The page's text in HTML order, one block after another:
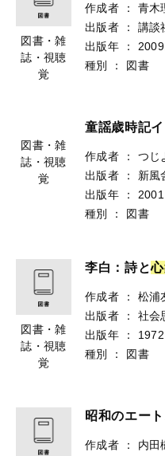
図書・雑
誌・視聴
覚
作成者 ：
青木
出版者
：
講談
出版年
：
種別
： 図書
図書・雑
誌・視聴
覚
童謡歳時記
作成者 ：
つじ
出版者
：
新風
出版年
：
種別
： 図書
図書・雑
誌・視聴
覚
李白：詩と心
作成者 ：
松浦
出版者
：
社会
出版年
：
1972
種別
： 図書
昭和のエー
作成者 ：
内田